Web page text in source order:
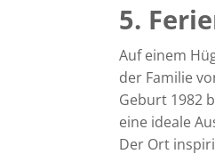
5.
Auf einem
der Familie
Geburt 1982
eine ideale
Der Ort